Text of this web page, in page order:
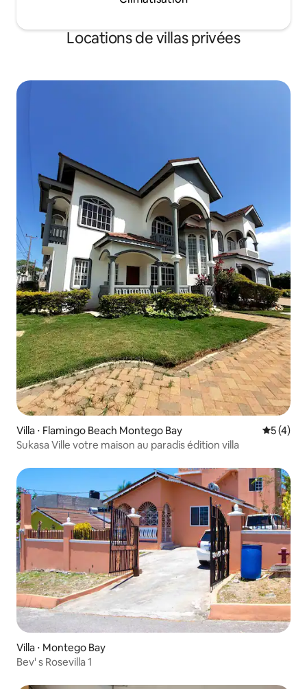
Locations de villas privées
Villa ⋅ Flamingo Beach Montego Bay
5 (4)
Sukasa Ville votre maison au paradis édition villa
Villa ⋅ Montego Bay
Bev' s Rosevilla 1